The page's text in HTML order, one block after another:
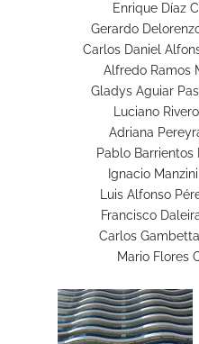
Enrique Díaz
Gerardo
Carlos Daniel
Alfredo Ramos
Gladys Aguiar
Luciano
Adriana
Pablo Barrientos
Ignacio
Luis Alfonso
Francisco
Carlos
Mario Flores